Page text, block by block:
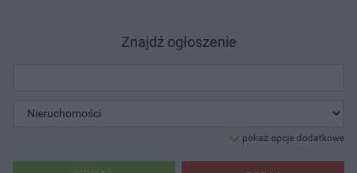
Znajdź ogłoszenie
pokaż opcje dodatkowe